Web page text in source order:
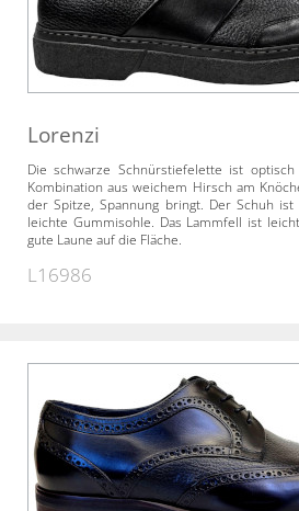
Lorenzi
Die schwarze Schnürstiefelette ist
Kombination aus weichem Hirsch am
der Spitze, Spannung bringt. Der Schuh
leichte Gummisohle. Das Lammfell ist
gute Laune auf die Fläche.
L16986